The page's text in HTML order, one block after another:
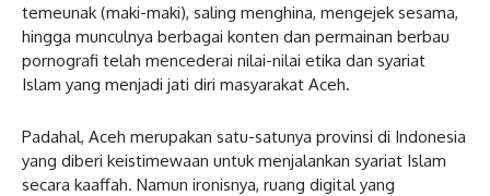
temeunak (maki-maki), saling menghina, mengejek sesama,
hingga munculnya berbagai konten dan permainan berbau
pornografi telah mencederai nilai-nilai etika dan syariat
Islam yang menjadi jati diri masyarakat Aceh.
Padahal, Aceh merupakan satu-satunya provinsi di Indonesia
yang diberi keistimewaan untuk menjalankan syariat Islam
secara kaaffah. Namun ironisnya, ruang digital yang